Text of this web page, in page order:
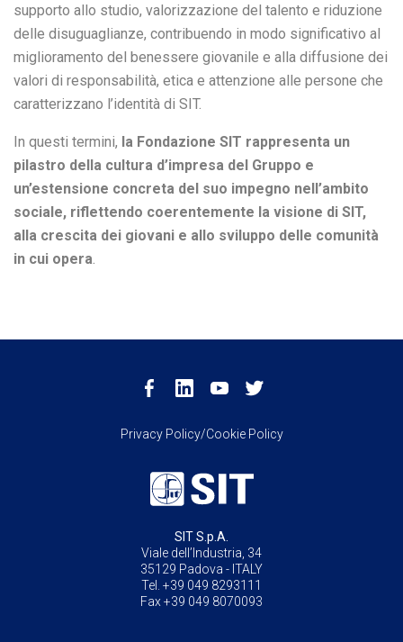
supporto allo studio, valorizzazione del talento e riduzione
delle disuguaglianze, contribuendo in modo significativo al
miglioramento del benessere giovanile e alla diffusione dei
valori di responsabilità, etica e attenzione alle persone che
caratterizzano l’identità di SIT.
In questi termini, la Fondazione SIT rappresenta un
pilastro della cultura d’impresa del Gruppo e
un’estensione concreta del suo impegno nell’ambito
sociale, riflettendo coerentemente la visione di SIT,
alla crescita dei giovani e allo sviluppo delle comunità
in cui opera
Privacy Policy/Cookie Policy
SIT S.p.A.
Viale dell’Industria, 34
35129 Padova - ITALY
Tel. +39 049 8293111
Fax +39 049 8070093